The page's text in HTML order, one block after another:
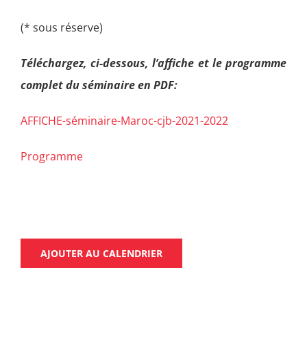
(* sous réserve)
Téléchargez, ci-dessous, l’affiche et le programme
complet du séminaire en PDF:
AFFICHE-séminaire-Maroc-cjb-2021-2022
Programme
AJOUTER AU CALENDRIER